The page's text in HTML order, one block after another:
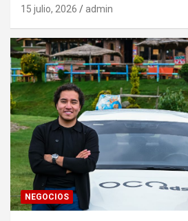
15 julio, 2026 admin
NEGOCIOS